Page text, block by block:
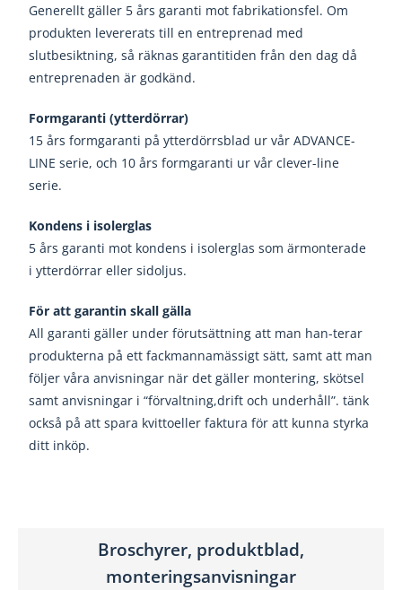
Generellt gäller 5 års garanti mot fabrikationsfel.Om
produkten levererats till en entreprenad med
slutbesiktning, så räknas garantitiden från den dagdå
entreprenaden är godkänd.
Formgaranti (ytterdörrar)
15 års formgaranti på ytterdörrsblad ur vårADVANCE-
LINE serie, och 10 års formgaranti urvår clever-line
serie.
Kondens i isolerglas
5 års garanti mot kondens i isolerglas som ärmonterade
i ytterdörrar eller sidoljus.
För att garantin skall gälla
All garanti gäller under förutsättning att man han-terar
produkterna på ett fackmannamässigt sätt,samt att man
följer våra anvisningar när det gäller montering, skötsel
samt anvisningar i “förvaltning,drift och underhåll”. tänk
också på att spara kvittoeller faktura för att kunna styrka
ditt inköp.
Broschyrer, produktblad,
monteringsanvisningar